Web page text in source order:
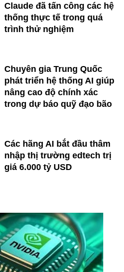
Claude đã tấn công các hệ
thống thực tế trong quá
trình thử nghiệm
Chuyên gia Trung Quốc
phát triển hệ thống AI giúp
nâng cao độ chính xác
trong dự báo quỹ đạo bão
Các hãng AI bắt đầu thâm
nhập thị trường edtech trị
giá 6.000 tỷ USD